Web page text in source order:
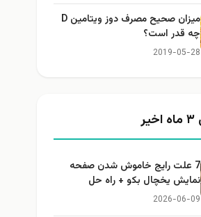
میزان صحیح مصرف دوز ویتامین D
چه قدر است؟
2019-05-28
7 علت رایج خاموش شدن صفحه
نمایش یخچال بکو + راه حل
2026-06-09